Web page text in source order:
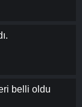
belli oldu